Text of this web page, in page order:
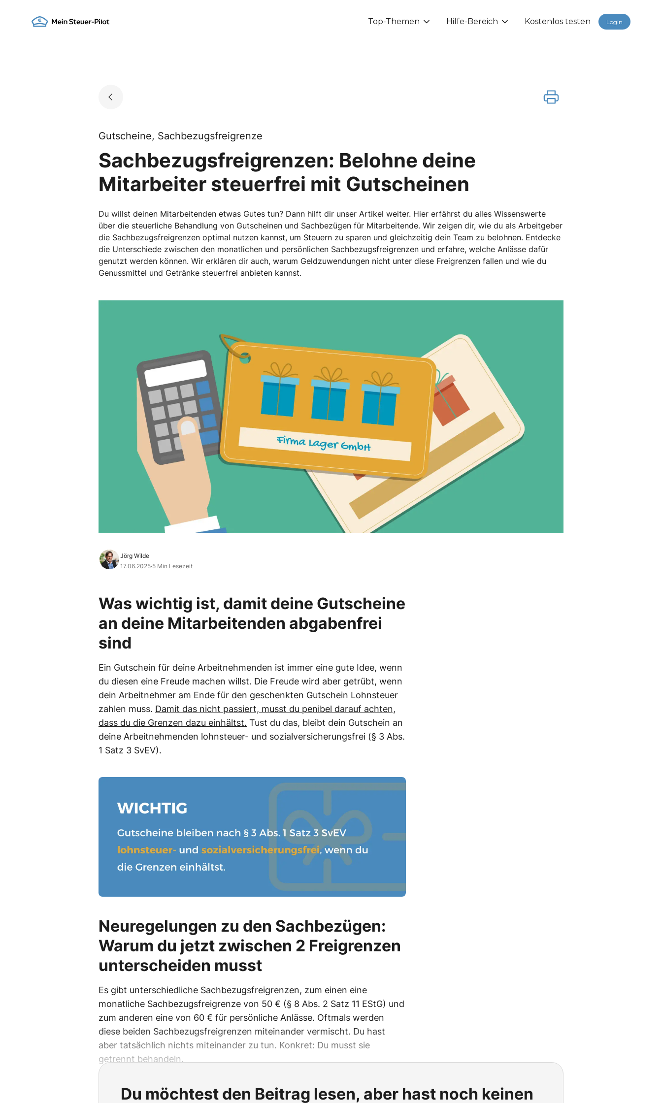
Go to landing page. Top-Themen Hilfe-Bereich Kostenlos testen Login
Gutscheine, Sachbezugsfreigrenze
Sachbezugsfreigrenzen: Belohne deine
Mitarbeiter steuerfrei mit Gutscheinen
Du willst deinen Mitarbeitenden etwas Gutes tun? Dann hilft dir unser Artikel weiter. Hier erfährst du alles Wissenswerte
über die steuerliche Behandlung von Gutscheinen und Sachbezügen für Mitarbeitende. Wir zeigen dir, wie du als Arbeitgeber
die Sachbezugsfreigrenzen optimal nutzen kannst, um Steuern zu sparen und gleichzeitig dein Team zu belohnen. Entdecke
die Unterschiede zwischen den monatlichen und persönlichen Sachbezugsfreigrenzen und erfahre, welche Anlässe dafür
genutzt werden können. Wir erklären dir auch, warum Geldzuwendungen nicht unter diese Freigrenzen fallen und wie du
Genussmittel und Getränke steuerfrei anbieten kannst.
Jörg Wilde
17.06.2025·5 Min Lesezeit
Was wichtig ist, damit deine Gutscheine
an deine Mitarbeitenden abgabenfrei
sind
Ein Gutschein für deine Arbeitnehmenden ist immer eine gute Idee, wenn
du diesen eine Freude machen willst. Die Freude wird aber getrübt, wenn
dein Arbeitnehmer am Ende für den geschenkten Gutschein Lohnsteuer
zahlen muss. Damit das nicht passiert, musst du penibel darauf achten,
dass du die Grenzen dazu einhältst. Tust du das, bleibt dein Gutschein an
deine Arbeitnehmenden lohnsteuer- und sozialversicherungsfrei (§ 3 Abs.
1 Satz 3 SvEV).
Neuregelungen zu den Sachbezügen:
Warum du jetzt zwischen 2 Freigrenzen
unterscheiden musst
Es gibt unterschiedliche Sachbezugsfreigrenzen, zum einen eine
monatliche Sachbezugsfreigrenze von 50 € (§ 8 Abs. 2 Satz 11 EStG) und
zum anderen eine von 60 € für persönliche Anlässe. Oftmals werden
diese beiden Sachbezugsfreigrenzen miteinander vermischt. Du hast
aber tatsächlich nichts miteinander zu tun. Konkret: Du musst sie
getrennt behandeln.
Du möchtest den Beitrag lesen, aber hast noch keinen